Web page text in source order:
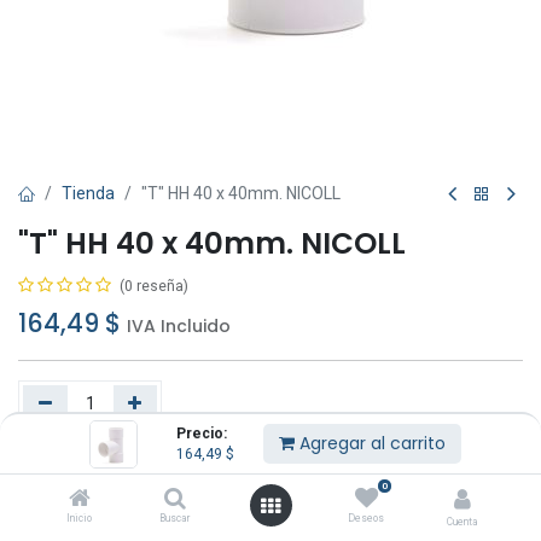
Precio:
164,49 $ Agregar al carrito
Inicio Buscar
0
Deseos Cuenta
Tienda "T" HH 40 x 40mm. NICOLL
"T" HH 40 x 40mm. NICOLL
(0 reseña)
164,49 $ IVA Incluido
Agregar al carrito Comprar ahora
Añadir a lista de deseos